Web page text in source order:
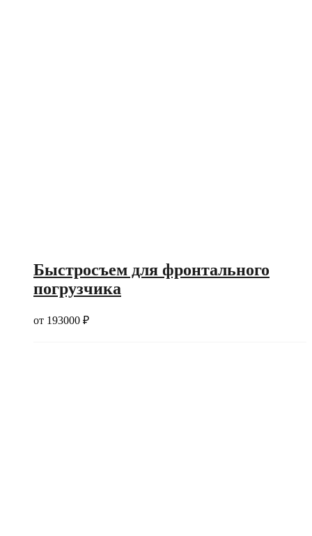
Быстросъем для фронтального
погрузчика
от 193000 ₽